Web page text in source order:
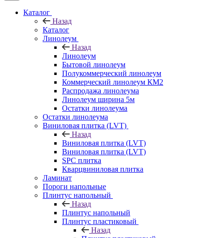
Каталог
Назад
Каталог
Линолеум
Назад
Линолеум
Бытовой линолеум
Полукоммерческий линолеум
Коммерческий линолеум КМ2
Распродажа линолеума
Линолеум ширина 5м
Остатки линолеума
Остатки линолеума
Виниловая плитка (LVT)
Назад
Виниловая плитка (LVT)
Виниловая плитка (LVT)
SPC плитка
Кварцвиниловая плитка
Ламинат
Пороги напольные
Плинтус напольный
Назад
Плинтус напольный
Плинтус пластиковый
Назад